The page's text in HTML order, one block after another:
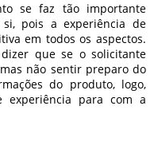
se faz tão importante
pois a experiência de
em todos os aspectos.
que se o solicitante
não sentir preparo do
do produto, logo,
experiência para com a